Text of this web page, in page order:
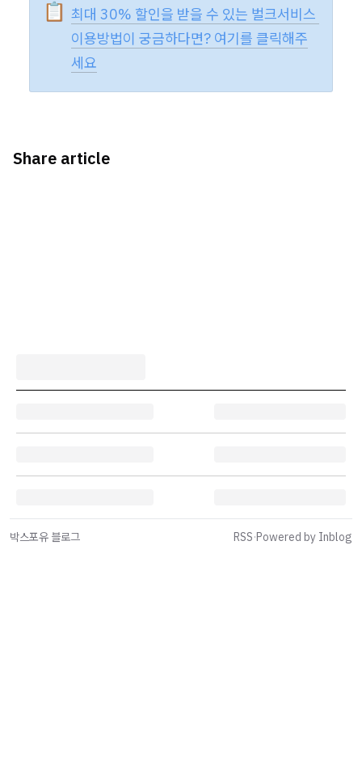
📋 최대 30% 할인을 받을 수 있는 벌크서비스
이용방법이 궁금하다면? 여기를 클릭해주
세요
Share article
박스포유 블로그 RSS·Powered by Inblog